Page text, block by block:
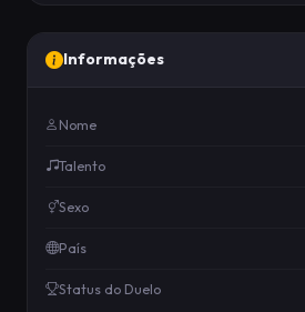
Informações
Nome
Talento
Sexo
País
Status do Duelo